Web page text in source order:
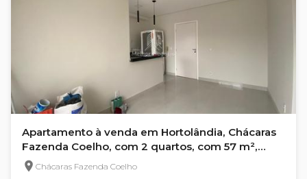
Apartamento à venda em Hortolândia, Chácaras
Fazenda Coelho, com 2 quartos, com 57 m²,
GERAL
Chácaras Fazenda Coelho